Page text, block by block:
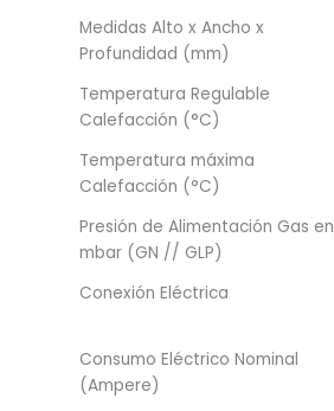
Medidas Alto x Ancho x
Profundidad (mm)
Temperatura Regulable
Calefacción (°C)
Temperatura máxima
Calefacción (°C)
Presión de Alimentación Gas en
mbar (GN // GLP)
Conexión Eléctrica
Consumo Eléctrico Nominal
(Ampere)